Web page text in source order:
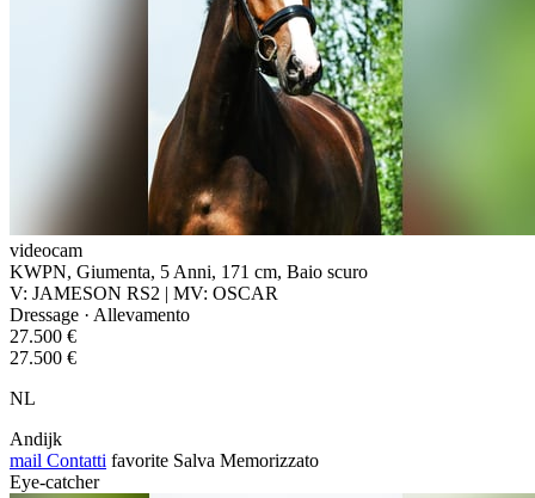
videocam
KWPN, Giumenta, 5 Anni, 171 cm, Baio scuro
V: JAMESON RS2 | MV: OSCAR
Dressage · Allevamento
27.500 €
27.500 €
NL
Andijk
mail Contatti favorite Salva Memorizzato
Eye-catcher